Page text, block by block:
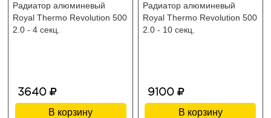
Радиатор алюминевый
Royal Thermo Revolution 500
2.0 - 4 секц.
3640
В корзину
Радиатор алюминевый
Royal Thermo Revolution 500
2.0 - 10 секц.
9100
В корзину